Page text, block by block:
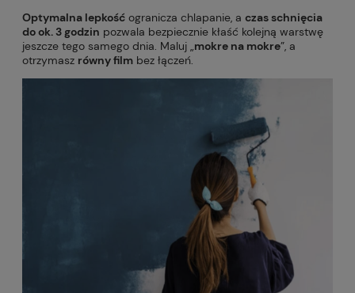
Optymalna lepkość ogranicza chlapanie, a czas schnięcia
do ok. 3 godzin pozwala bezpiecznie kłaść kolejną warstwę
jeszcze tego samego dnia. Maluj „mokre na mokre”, a
otrzymasz równy film bez łączeń.